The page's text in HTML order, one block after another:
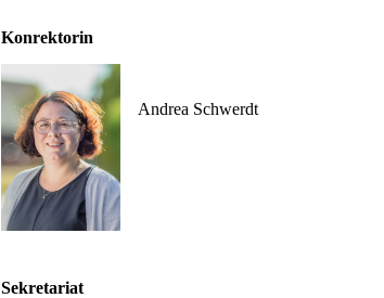
Konrektorin
Andrea Schwerdt
Sekretariat